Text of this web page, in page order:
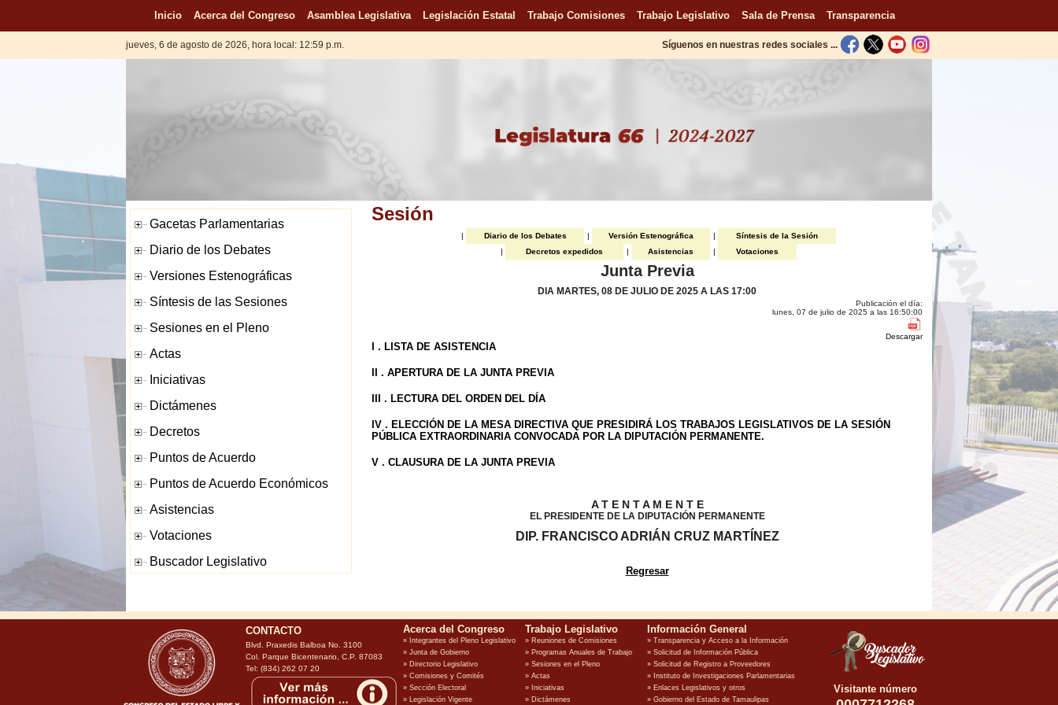
Inicio Acerca del Congreso Asamblea Legislativa Legislación Estatal Trabajo Comisiones Trabajo Legislativo Sala de Prensa Transparencia
jueves, 6 de agosto de 2026, hora local: 12:59 p.m. Síguenos en nuestras redes sociales ...
Sesión
| Diario de los Debates | Versión Estenográfica |
Síntesis de la Sesión
|
Decretos expedidos | Asistencias | Votaciones
Junta Previa
DIA MARTES, 08 DE JULIO DE 2025 A LAS 17:00
Publicación el día:
lunes, 07 de julio de 2025 a las 16:50:00
Descargar
I . LISTA DE ASISTENCIA
II . APERTURA DE LA JUNTA PREVIA
III . LECTURA DEL ORDEN DEL DÍA
IV . ELECCIÓN DE LA MESA DIRECTIVA QUE PRESIDIRÁ LOS TRABAJOS LEGISLATIVOS DE LA SESIÓN
PÚBLICA EXTRAORDINARIA CONVOCADA POR LA DIPUTACIÓN PERMANENTE.
V . CLAUSURA DE LA JUNTA PREVIA
A T E N T A M E N T E
EL PRESIDENTE DE LA DIPUTACIÓN PERMANENTE
DIP. FRANCISCO ADRIÁN CRUZ MARTÍNEZ
Regresar
CONTACTO
Blvd. Praxedis Balboa No. 3100
Col. Parque Bicentenario, C.P. 87083
Tel: (834) 262 07 20